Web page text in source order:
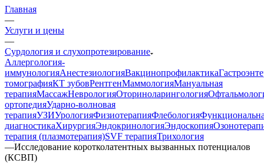
Главная
—
Услуги и цены
—
Сурдология и слухопротезирование
Аллергология-
иммунологияАнестезиологияВакцинопрофилактика
томографияКТ зубовРентгенМаммологияМануальная
терапияМассажНеврологияОториноларингология
ортопедияУдарно-волновая
терапияУЗИУрологияФизиотерапияФлебология
диагностикаХирургияЭндокринологияЭндоскопия
терапия (плазмотерапия)SVF терапияТрихология
—Исследование коротколатентных вызванных потенциалов
(КСВП)